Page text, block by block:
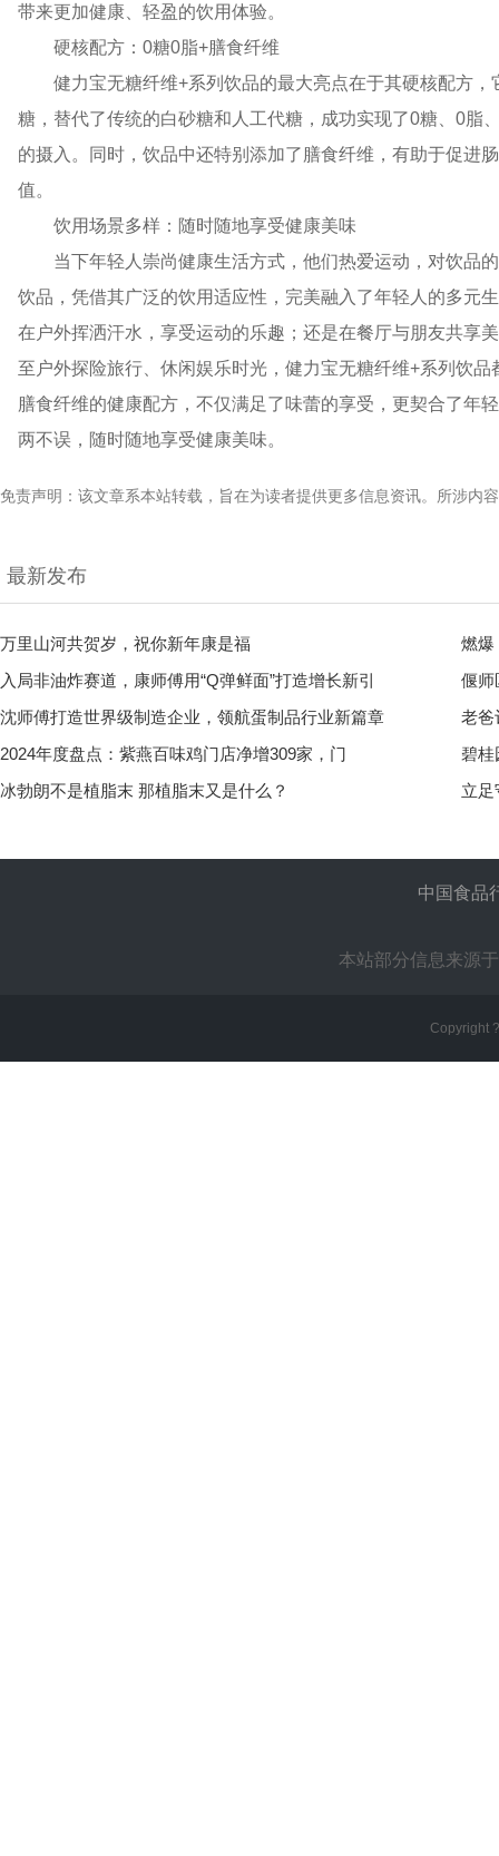
带来更加健康、轻盈的饮用体验。
硬核配方：0糖0脂+膳食纤维
健力宝无糖纤维+系列饮品的最大亮点在于其硬核配方
糖，替代了传统的白砂糖和人工代糖，成功实现了0糖、0脂
的摄入。同时，饮品中还特别添加了膳食纤维，有助于促进
值。
饮用场景多样：随时随地享受健康美味
当下年轻人崇尚健康生活方式，他们热爱运动，对饮品
饮品，凭借其广泛的饮用适应性，完美融入了年轻人的多元
在户外挥洒汗水，享受运动的乐趣；还是在餐厅与朋友共享
至户外探险旅行、休闲娱乐时光，健力宝无糖纤维+系列饮
膳食纤维的健康配方，不仅满足了味蕾的享受，更契合了年
两不误，随时随地享受健康美味。
免责声明：该文章系本站转载，旨在为读者提供更多信息资讯。所涉内
最新发布
万里山河共贺岁，祝你新年康是福
燃爆
入局非油炸赛道，康师傅用“Q弹鲜面”打造增长新引
偃师
沈师傅打造世界级制造企业，领航蛋制品行业新篇章
老爸
2024年度盘点：紫燕百味鸡门店净增309家，门
碧桂
冰勃朗不是植脂末 那植脂末又是什么？
立
中国食品
本站部分信息来源
Copyright